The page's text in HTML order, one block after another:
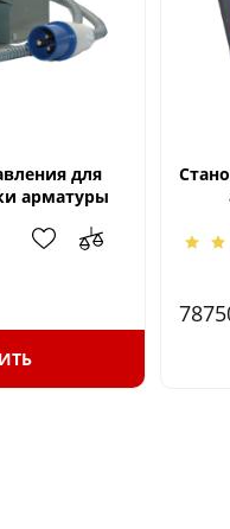
для
арматуры